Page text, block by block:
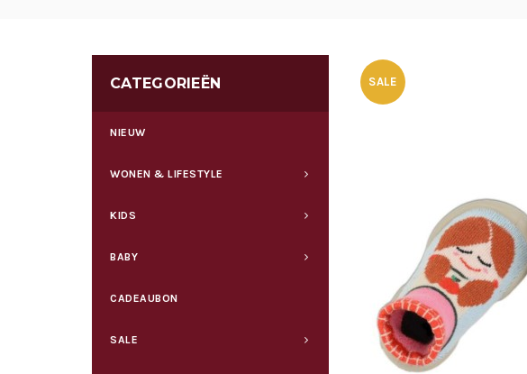
CATEGORIEËN
NIEUW
WONEN & LIFESTYLE
KIDS
BABY
CADEAUBON
SALE
SALE